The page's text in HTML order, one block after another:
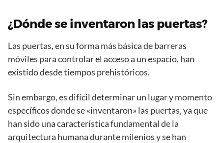
¿Dónde se inventaron las puertas?
Las puertas, en su forma más básica de barreras
móviles para controlar el acceso a un espacio, han
existido desde tiempos prehistóricos.
Sin embargo, es difícil determinar un lugar y momento
específicos donde se «inventaron» las puertas, ya que
han sido una característica fundamental de la
arquitectura humana durante milenios y se han